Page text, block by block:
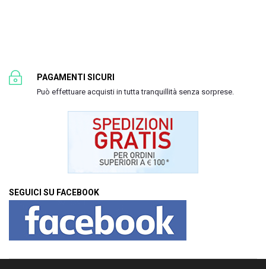
PAGAMENTI SICURI
Può effettuare acquisti in tutta tranquillità senza sorprese.
SEGUICI SU FACEBOOK